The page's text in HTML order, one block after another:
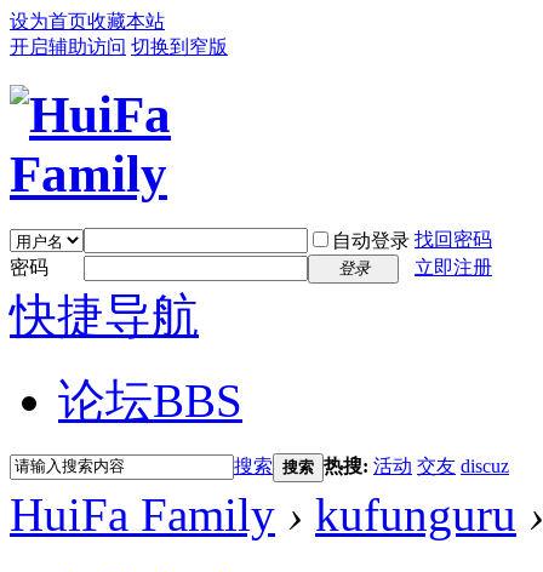
设为首页收藏本站
开启辅助访问 切换到窄版
自动登录 找回密码
密码
登录 立即注册
快捷导航
论坛BBS
搜索 搜索 热搜: 活动 交友 discuz
HuiFa Family › kufunguru ›